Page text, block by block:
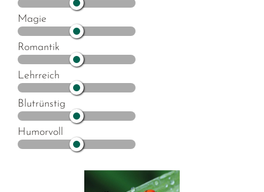
Magie
Romantik
Lehrreich
Blutrünstig
Humorvoll